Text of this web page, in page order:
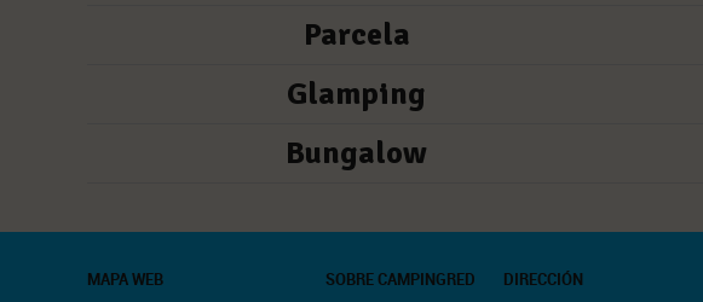
Parcela
Glamping
Bungalow
MAPA WEB
SOBRE CAMPINGRED
DIRECCIÓN